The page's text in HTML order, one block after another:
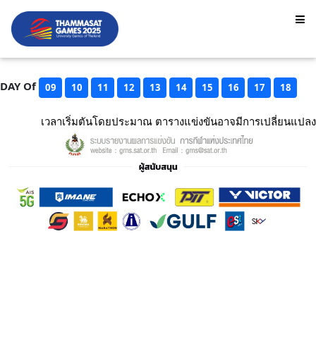
DAY Of 09 10 11 12 13 14 15 16 17 18
เวลาเริ่มตันโดยประมาณ ตารางแข่งขันอาจมีการเปลี่ยนแปลง